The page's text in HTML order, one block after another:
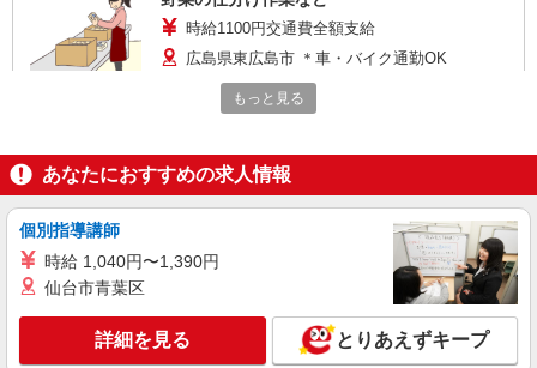
時給1100円交通費全額支給
広島県東広島市 ＊車・バイク通勤OK
派遣社員
株式会社シエロ
時給1400円〜 ※残業など含む想定月収250000
円 ※残業代支給 ★交通費別途支給（規定あり）
゜+゜・。○。・゜+゜・。○。・゜+゜ 入社祝い金
10万円支給(規定有) お友達を紹介頂くと, インセン
ティブ支給(規定有) ★月2回払い・週払い可能（規
程有）★ ゜・。○。・゜+゜・。○。・゜+゜
キープ 詳細を見る
もっと見る
あなたにおすすめの求人情報
個別指導講師
時給 1,040円〜1,390円
仙台市青葉区
詳細を見る とりあえずキープ